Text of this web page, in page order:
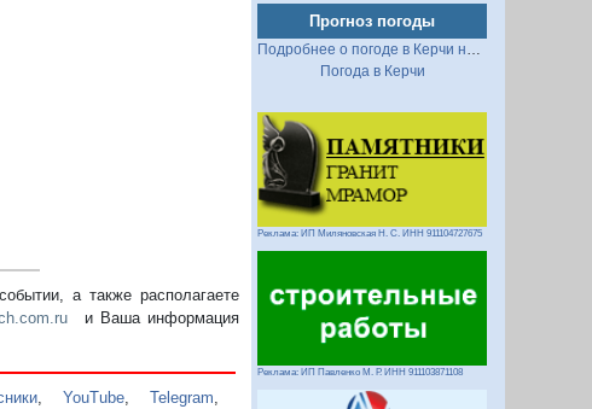
а также располагаете
и Ваша информация
,YouTube ,Telegram
Прогноз погоды
Подробнее о погоде в Керчи на 2 недели
Погода в Керчи
Реклама: ИП Миляновская Н. С. ИНН 911104727675
Реклама: ИП Павленко М. Р. ИНН 911103871108